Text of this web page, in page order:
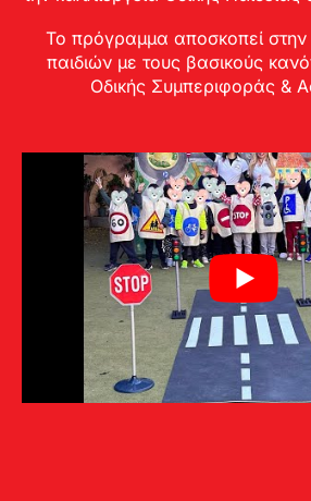
Το πρόγραμμα αποσκοπεί στην
παιδιών με τους βασικούς
Οδικής Συμπεριφοράς &